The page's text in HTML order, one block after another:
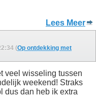
Lees Meer
(Op ontdekking met
veel wisseling tussen
weekend! Straks
dus dan heb ik extra